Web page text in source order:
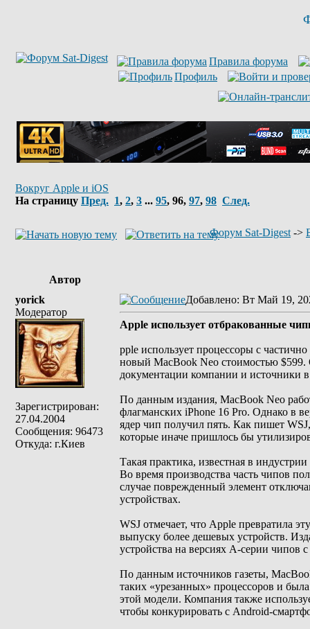
Правила форума
Профиль
Вокруг Apple и iOS
На страницу Пред. 1, 2, 3 ... 95, 96, 97, 98 След.
Форум Sat-Digest ->
Автор
yorick
Модератор
Зарегистрирован:
27.04.2004
Сообщения: 96473
Откуда: г.Киев
Добавлено: Вт Май 19,
Apple использует отбракованные
pple использует процессоры с
новый MacBook Neo стоимостью $599.
документации компании и источники
По данным издания, MacBook Neo
флагманских iPhone 16 Pro. Однако в
ядер чип получил пять. Как пишет
которые иначе пришлось бы
Такая практика, известная в
Во время производства часть чипов
случае поврежденный элемент
устройствах.
WSJ отмечает, что Apple превратила
выпуску более дешевых устройств.
устройства на версиях A-серии
По данным источников газеты,
таких «урезанных» процессоров и
этой модели. Компания также
чтобы конкурировать с Android-